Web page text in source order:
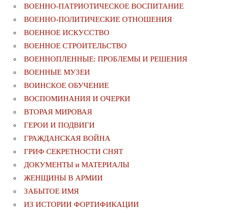
ВОЕННО-ПАТРИОТИЧЕСКОЕ ВОСПИТАНИЕ
ВОЕННО-ПОЛИТИЧЕСКИE ОТНОШЕНИЯ
ВОЕННОЕ ИСКУССТВО
ВОЕННОЕ СТРОИТЕЛЬСТВО
ВОЕННОПЛЕННЫЕ: ПРОБЛЕМЫ И РЕШЕНИЯ
ВОЕННЫЕ МУЗЕИ
ВОИНСКОЕ ОБУЧЕНИЕ
ВОСПОМИНАНИЯ И ОЧЕРКИ
ВТОРАЯ МИРОВАЯ
ГЕРОИ И ПОДВИГИ
ГРАЖДАНСКАЯ ВОЙНА
ГРИФ СЕКРЕТНОСТИ СНЯТ
ДОКУМЕНТЫ и МАТЕРИАЛЫ
ЖЕНЩИНЫ В АРМИИ
ЗАБЫТОЕ ИМЯ
ИЗ ИСТОРИИ ФОРТИФИКАЦИИ